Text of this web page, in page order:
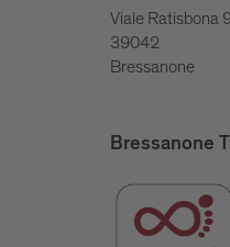
Viale Ratisbona
39042
Bressanone
Bressanone